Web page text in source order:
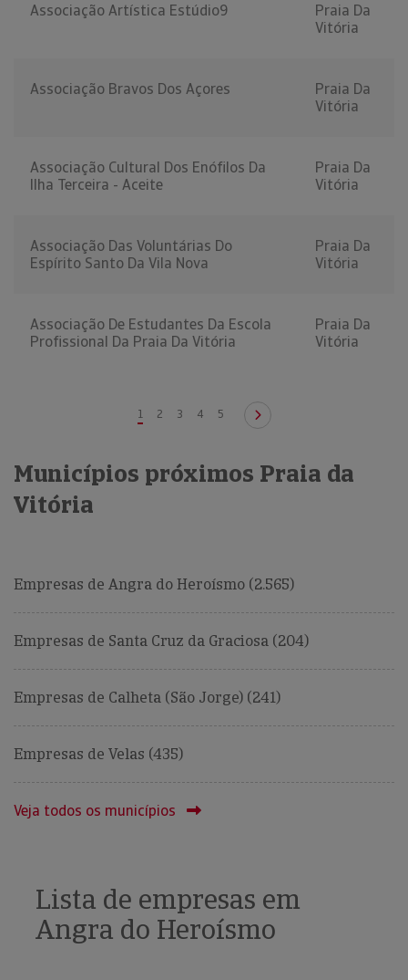
Associação Artística Estúdio9
Praia Da
Vitória
Associação Bravos Dos Açores
Praia Da
Vitória
Associação Cultural Dos Enófilos Da
Ilha Terceira - Aceite
Praia Da
Vitória
Associação Das Voluntárias Do
Espírito Santo Da Vila Nova
Praia Da
Vitória
Associação De Estudantes Da Escola
Profissional Da Praia Da Vitória
Praia Da
Vitória
1 2 3 4 5
Municípios próximos Praia da
Vitória
Empresas de Angra do Heroísmo (2.565)
Empresas de Santa Cruz da Graciosa (204)
Empresas de Calheta (São Jorge) (241)
Empresas de Velas (435)
Veja todos os municípios
Lista de empresas em
Angra do Heroísmo